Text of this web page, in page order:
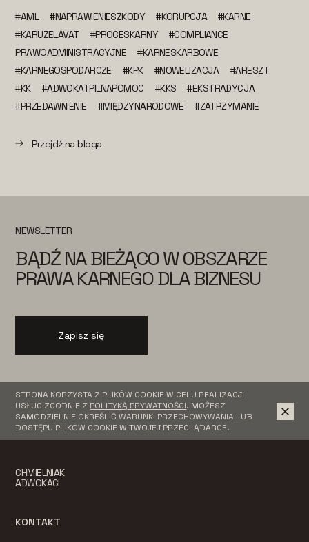
#AML #NAPRAWIENIESZKODY #KORUPCJA
#KARNE
#KARUZELAVAT
#PROCESKARNY
#COMPLIANCE
PRAWOADMINISTRACYJNE
#KARNESKARBOWE
#KARNEGOSPODARCZE
#KPK #NOWELIZACJA
#ARESZT
#KK
#ADWOKATPILNAPOMOC #KKS
#EKSTRADYCJA
#PRZEDAWNIENIE
#MIĘDZYNARODOWE #ZATRZYMANIE
Przejdź na bloga
NEWSLETTER
BĄDŹ NA BIEŻĄCO W OBSZARZE
PRAWA KARNEGO DLA BIZNESU
Zapisz się
STRONA KORZYSTA Z PLIKÓW COOKIE W CELU REALIZACJI
USŁUG ZGODNIE Z POLITYKĄ PRYWATNOŚCI. MOŻESZ
SAMODZIELNIE OKREŚLIĆ WARUNKI PRZECHOWYWANIA LUB
DOSTĘPU PLIKÓW COOKIE W TWOJEJ PRZEGLĄDARCE.
CHMIELNIAK
ADWOKACI
KONTAKT